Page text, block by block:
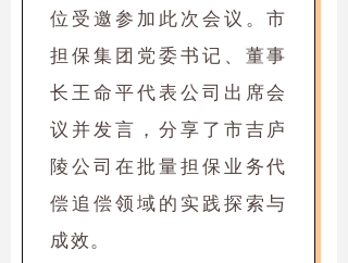
位受邀参加此次会议。市
担保集团党委书记、董事
长王命平代表公司出席会
议并发言，分享了市吉庐
陵公司在批量担保业务代
偿追偿领域的实践探索与
成效。